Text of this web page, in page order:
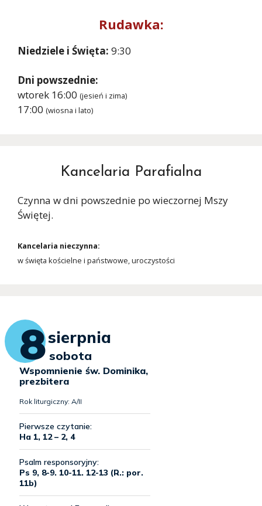
Rudawka:
Niedziele i Święta: 9:30
Dni powszednie:
wtorek 16:00 (jesień i zima)
17:00 (wiosna i lato)
Kancelaria Parafialna
Czynna w dni powszednie po wieczornej Mszy
Świętej.
Kancelaria nieczynna:
w święta kościelne i państwowe, uroczystości